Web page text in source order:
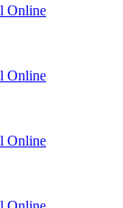
Online
Online
Online